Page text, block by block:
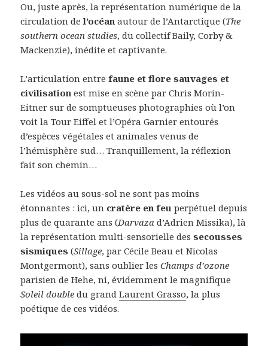
Ou, juste après, la représentation numérique de la
circulation del’océan autour de l’Antarctique (The
southern ocean studies, du collectif Baily, Corby &
Mackenzie), inédite et captivante.
L’articulation entrefaune et flore sauvages et
civilisation est mise en scène par Chris Morin-
Eitner sur de somptueuses photographies où l’on
voit la Tour Eiffel et l’Opéra Garnier entourés
d’espèces végétales et animales venus de
l’hémisphère sud… Tranquillement, la réflexion
fait son chemin…
Les vidéos au sous-sol ne sont pas moins
étonnantes : ici, un cratère en feu perpétuel depuis
plus de quarante ans (Darvaza d’Adrien Missika), là
la représentation multi-sensorielle dessecousses
sismiques (Sillage, par Cécile Beau et Nicolas
Montgermont), sans oublier lesChamps d’ozone
parisien de Hehe, ni, évidemment le magnifique
Soleil double du grandLaurent Grasso, la plus
poétique de ces vidéos.